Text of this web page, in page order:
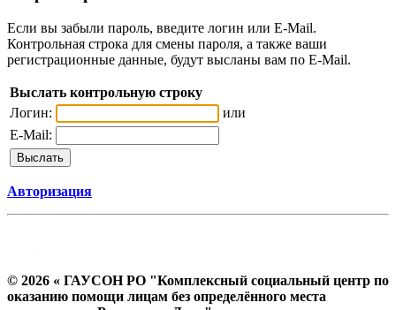
Если вы забыли пароль, введите логин или E-Mail.
Контрольная строка для смены пароля, а также ваши
регистрационные данные, будут высланы вам по E-Mail.
Выслать контрольную строку
Логин:
или
E-Mail:
Авторизация
© 2026 « ГАУСОН РО "Комплексный социальный центр по
оказанию помощи лицам без определённого места